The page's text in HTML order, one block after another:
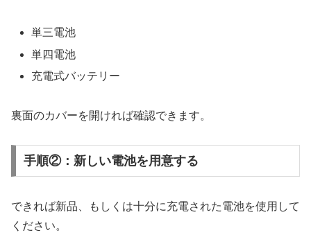
単三電池
単四電池
充電式バッテリー
裏面のカバーを開ければ確認できます。
手順②：新しい電池を用意する
できれば新品、もしくは十分に充電された電池を使用して
ください。